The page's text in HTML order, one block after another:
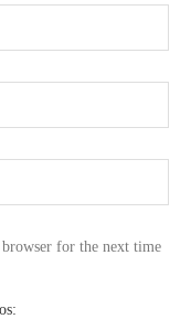
for the next time